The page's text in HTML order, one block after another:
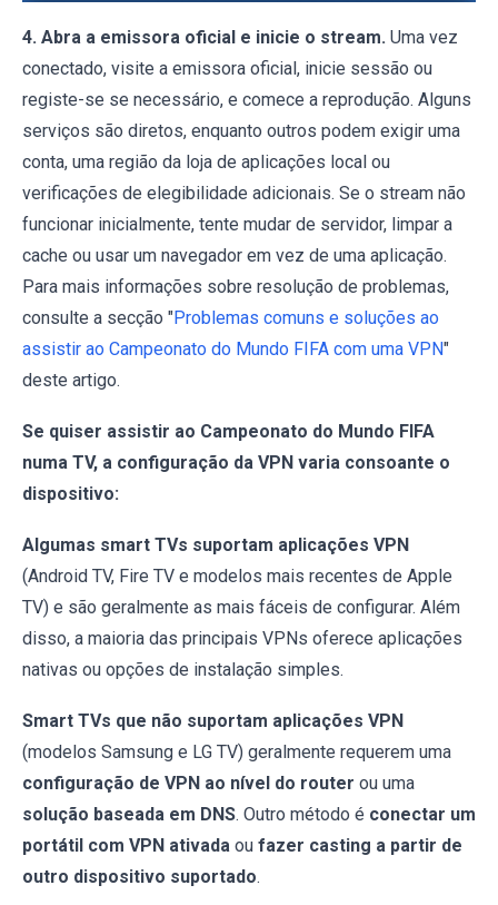
4. Abra a emissora oficial e inicie o stream. Uma vez
conectado, visite a emissora oficial, inicie sessão ou
registe-se se necessário, e comece a reprodução. Alguns
serviços são diretos, enquanto outros podem exigir uma
conta, uma região da loja de aplicações local ou
verificações de elegibilidade adicionais. Se o stream não
funcionar inicialmente, tente mudar de servidor, limpar a
cache ou usar um navegador em vez de uma aplicação.
Para mais informações sobre resolução de problemas,
consulte a secção "Problemas comuns e soluções ao
assistir ao Campeonato do Mundo FIFA com uma VPN"
deste artigo.
Se quiser assistir ao Campeonato do Mundo FIFA
numa TV, a configuração da VPN varia consoante o
dispositivo:
Algumas smart TVs suportam aplicações VPN
(Android TV, Fire TV e modelos mais recentes de Apple
TV) e são geralmente as mais fáceis de configurar. Além
disso, a maioria das principais VPNs oferece aplicações
nativas ou opções de instalação simples.
Smart TVs que não suportam aplicações VPN
(modelos Samsung e LG TV) geralmente requerem uma
configuração de VPN ao nível do router ou uma
solução baseada em DNS. Outro método é conectar um
portátil com VPN ativada ou fazer casting a partir de
outro dispositivo suportado.